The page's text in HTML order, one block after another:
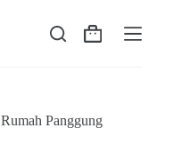
Shopping
Rumah Panggung